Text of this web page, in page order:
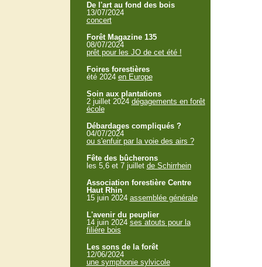
De l'art au fond des bois
13/07/2024
concert
Forêt Magazine 135
08/07/2024
prêt pour les JO de cet été !
Foires forestières
été 2024 en Europe
Soin aux plantations
2 juillet 2024 dégagements en forêt
école
Débardages compliqués ?
04/07/2024
ou s'enfuir par la voie des airs ?
Fête des bûcherons
les 5,6 et 7 juillet de Schirrhein
Association forestière Centre
Haut Rhin
15 juin 2024 assemblée générale
L'avenir du peuplier
14 juin 2024 ses atouts pour la
filière bois
Les sons de la forêt
12/06/2024
une symphonie sylvicole